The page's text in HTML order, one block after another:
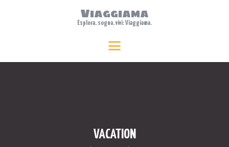
Viaggiama
Esplora, sogna, vivi: Viaggiama.
VACATION
Esplora, sogna, vivi: Viaggiama.
TRAVEL